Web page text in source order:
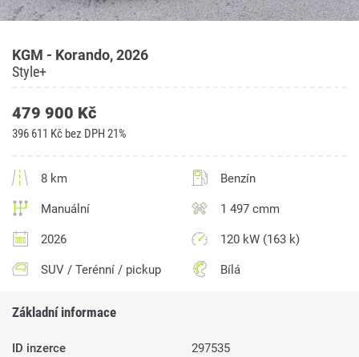
KGM - Korando, 2026
Style+
479 900 Kč
396 611 Kč bez DPH 21%
8 km Benzín
Manuální 1 497 cmm
2026 120 kW (163 k)
SUV / Terénní / pickup Bílá
Základní informace
ID inzerce
297535